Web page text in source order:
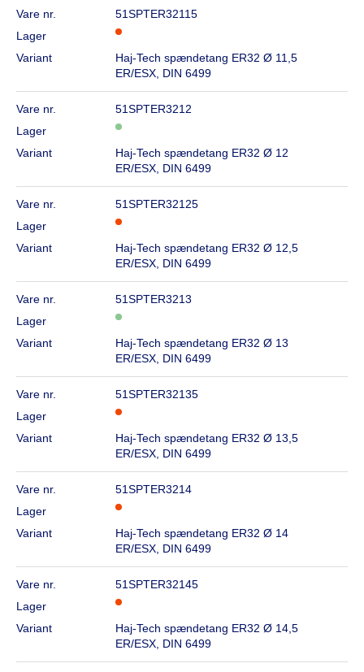
Vare nr.
51SPTER32115
Lager
Variant
Haj-Tech spændetang ER32 Ø 11,5
ER/ESX, DIN 6499
Vare nr.
51SPTER3212
Lager
Variant
Haj-Tech spændetang ER32 Ø 12
ER/ESX, DIN 6499
Vare nr.
51SPTER32125
Lager
Variant
Haj-Tech spændetang ER32 Ø 12,5
ER/ESX, DIN 6499
Vare nr.
51SPTER3213
Lager
Variant
Haj-Tech spændetang ER32 Ø 13
ER/ESX, DIN 6499
Vare nr.
51SPTER32135
Lager
Variant
Haj-Tech spændetang ER32 Ø 13,5
ER/ESX, DIN 6499
Vare nr.
51SPTER3214
Lager
Variant
Haj-Tech spændetang ER32 Ø 14
ER/ESX, DIN 6499
Vare nr.
51SPTER32145
Lager
Variant
Haj-Tech spændetang ER32 Ø 14,5
ER/ESX, DIN 6499